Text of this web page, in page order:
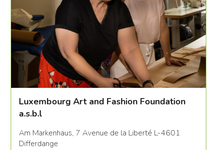
Luxembourg Art and Fashion Foundation
a.s.b.l
Am Markenhaus, 7 Avenue de la Liberté L-4601
Differdange